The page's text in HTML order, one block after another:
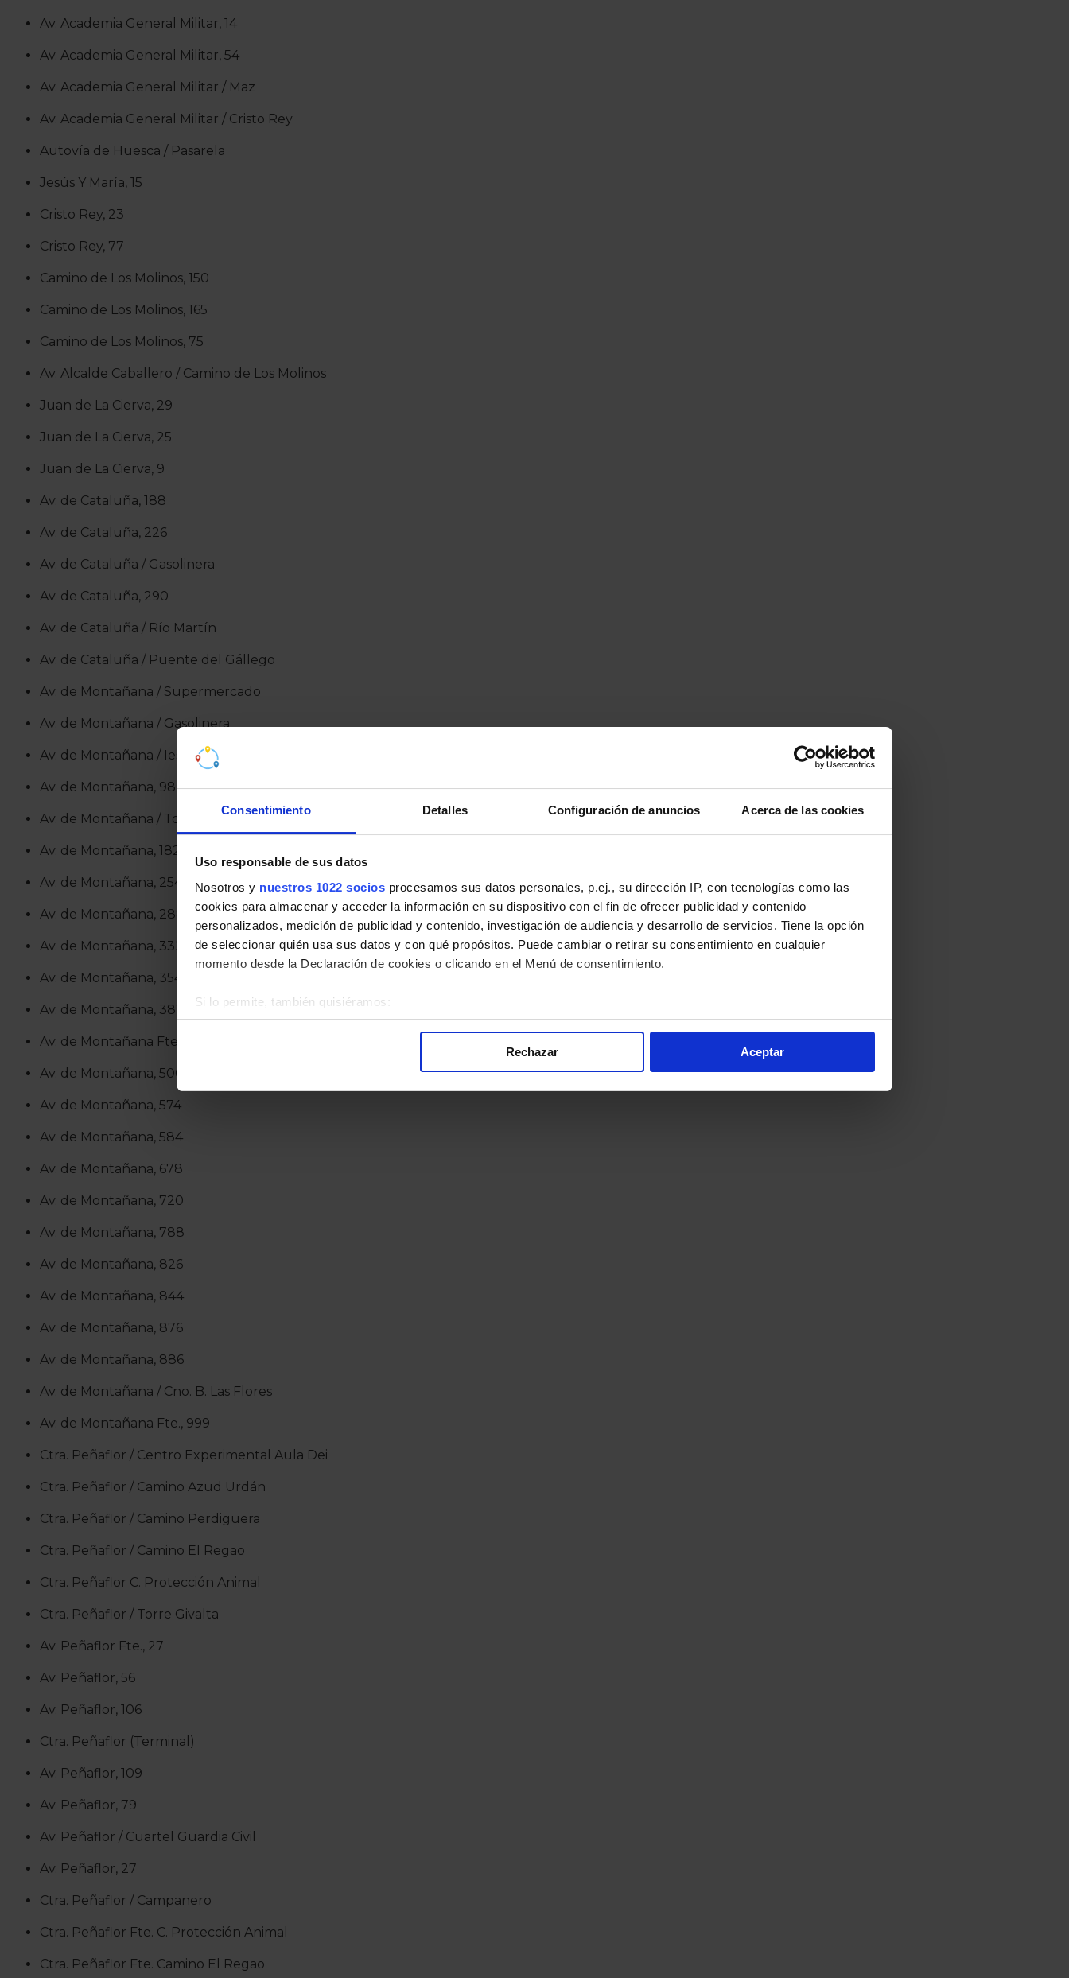
Consentimiento Detalles Configuración de anuncios Acerca de las cookies
Uso responsable de sus datos
Nosotros y nuestros 1022 socios procesamos sus datos personales, p.ej., su dirección IP, con tecnologías como las
cookies para almacenar y acceder la información en su dispositivo con el fin de ofrecer publicidad y contenido
personalizados, medición de publicidad y contenido, investigación de audiencia y desarrollo de servicios. Tiene la opción
de seleccionar quién usa sus datos y con qué propósitos. Puede cambiar o retirar su consentimiento en cualquier
momento desde la Declaración de cookies o clicando en el Menú de consentimiento.
Si lo permite, también quisiéramos:
Recopilar información sobre su ubicación geográfica que puede tener una precisión de varios metros
Rechazar Aceptar
Av. Academia General Militar, 14
Av. Academia General Militar, 54
Av. Academia General Militar / Maz
Av. Academia General Militar / Cristo Rey
Autovía de Huesca / Pasarela
Jesús Y María, 15
Cristo Rey, 23
Cristo Rey, 77
Camino de Los Molinos, 150
Camino de Los Molinos, 165
Camino de Los Molinos, 75
Av. Alcalde Caballero / Camino de Los Molinos
Juan de La Cierva, 29
Juan de La Cierva, 25
Juan de La Cierva, 9
Av. de Cataluña, 188
Av. de Cataluña, 226
Av. de Cataluña / Gasolinera
Av. de Cataluña, 290
Av. de Cataluña / Río Martín
Av. de Cataluña / Puente del Gállego
Av. de Montañana / Supermercado
Av. de Montañana / Gasolinera
Av. de Montañana / Ies Ítaca
Av. de Montañana, 98 / Báscula
Av. de Montañana / Torre Cortés
Av. de Montañana, 182
Av. de Montañana, 254
Av. de Montañana, 288
Av. de Montañana, 332
Av. de Montañana, 354
Av. de Montañana, 382
Av. de Montañana Fte., 489
Av. de Montañana, 500
Av. de Montañana, 574
Av. de Montañana, 584
Av. de Montañana, 678
Av. de Montañana, 720
Av. de Montañana, 788
Av. de Montañana, 826
Av. de Montañana, 844
Av. de Montañana, 876
Av. de Montañana, 886
Av. de Montañana / Cno. B. Las Flores
Av. de Montañana Fte., 999
Ctra. Peñaflor / Centro Experimental Aula Dei
Ctra. Peñaflor / Camino Azud Urdán
Ctra. Peñaflor / Camino Perdiguera
Ctra. Peñaflor / Camino El Regao
Ctra. Peñaflor C. Protección Animal
Ctra. Peñaflor / Torre Givalta
Av. Peñaflor Fte., 27
Av. Peñaflor, 56
Av. Peñaflor, 106
Ctra. Peñaflor (Terminal)
Av. Peñaflor, 109
Av. Peñaflor, 79
Av. Peñaflor / Cuartel Guardia Civil
Av. Peñaflor, 27
Ctra. Peñaflor / Campanero
Ctra. Peñaflor Fte. C. Protección Animal
Ctra. Peñaflor Fte. Camino El Regao